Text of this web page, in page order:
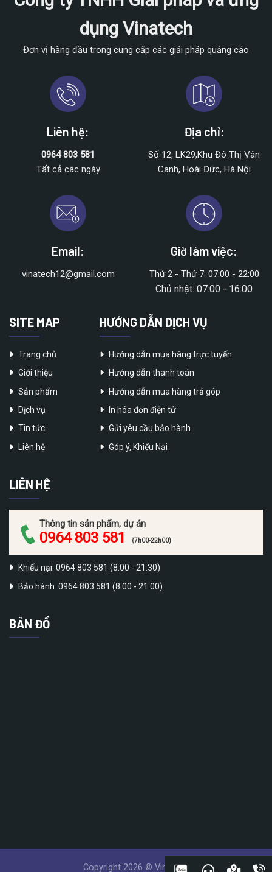
dụng Vinatech
Đơn vị hàng đầu trong cung cấp các giải pháp quảng cáo
Liên hệ:
0964 803 581
Tất cả các ngày
Địa chỉ:
Số 12, LK29,Khu Đô Thị Vân
Canh, Hoài Đức, Hà Nội
Email:
vinatech12@gmail.com
Giờ làm việc:
Thứ 2 - Thứ 7: 07:00 - 22:00
Chủ nhật: 07:00 - 16:00
SITE MAP
Trang chủ
Giới thiệu
Sản phẩm
Dịch vụ
Tin tức
Liên hệ
HƯỚNG DẪN DỊCH VỤ
Hướng dẫn mua hàng trực tuyến
Hướng dẫn thanh toán
Hướng dẫn mua hàng trả góp
In hóa đơn điện tử
Gửi yêu cầu bảo hành
Góp ý, Khiếu Nại
LIÊN HỆ
Thông tin sản phẩm, dự án
0964 803 581 (7h00-22h00)
Khiếu nại: 0964 803 581 (8:00 - 21:30)
Bảo hành: 0964 803 581 (8:00 - 21:00)
BẢN ĐỒ
Copyright 2026 © Vinatech